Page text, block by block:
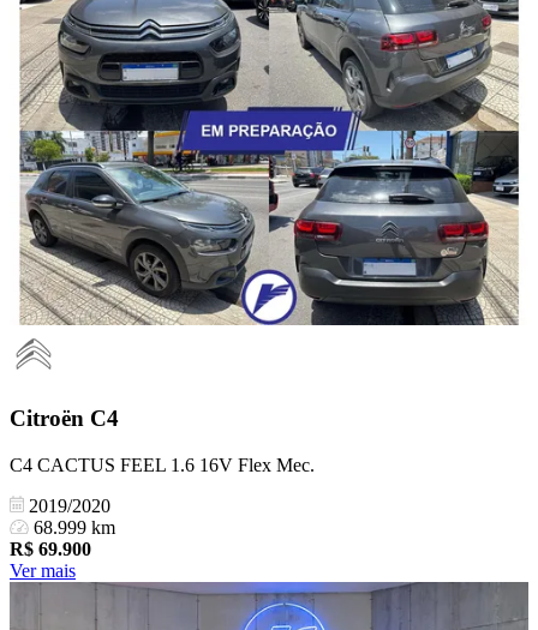
Citroën C4
C4 CACTUS FEEL 1.6 16V Flex Mec.
2019/2020
68.999 km
R$ 69.900
Ver mais